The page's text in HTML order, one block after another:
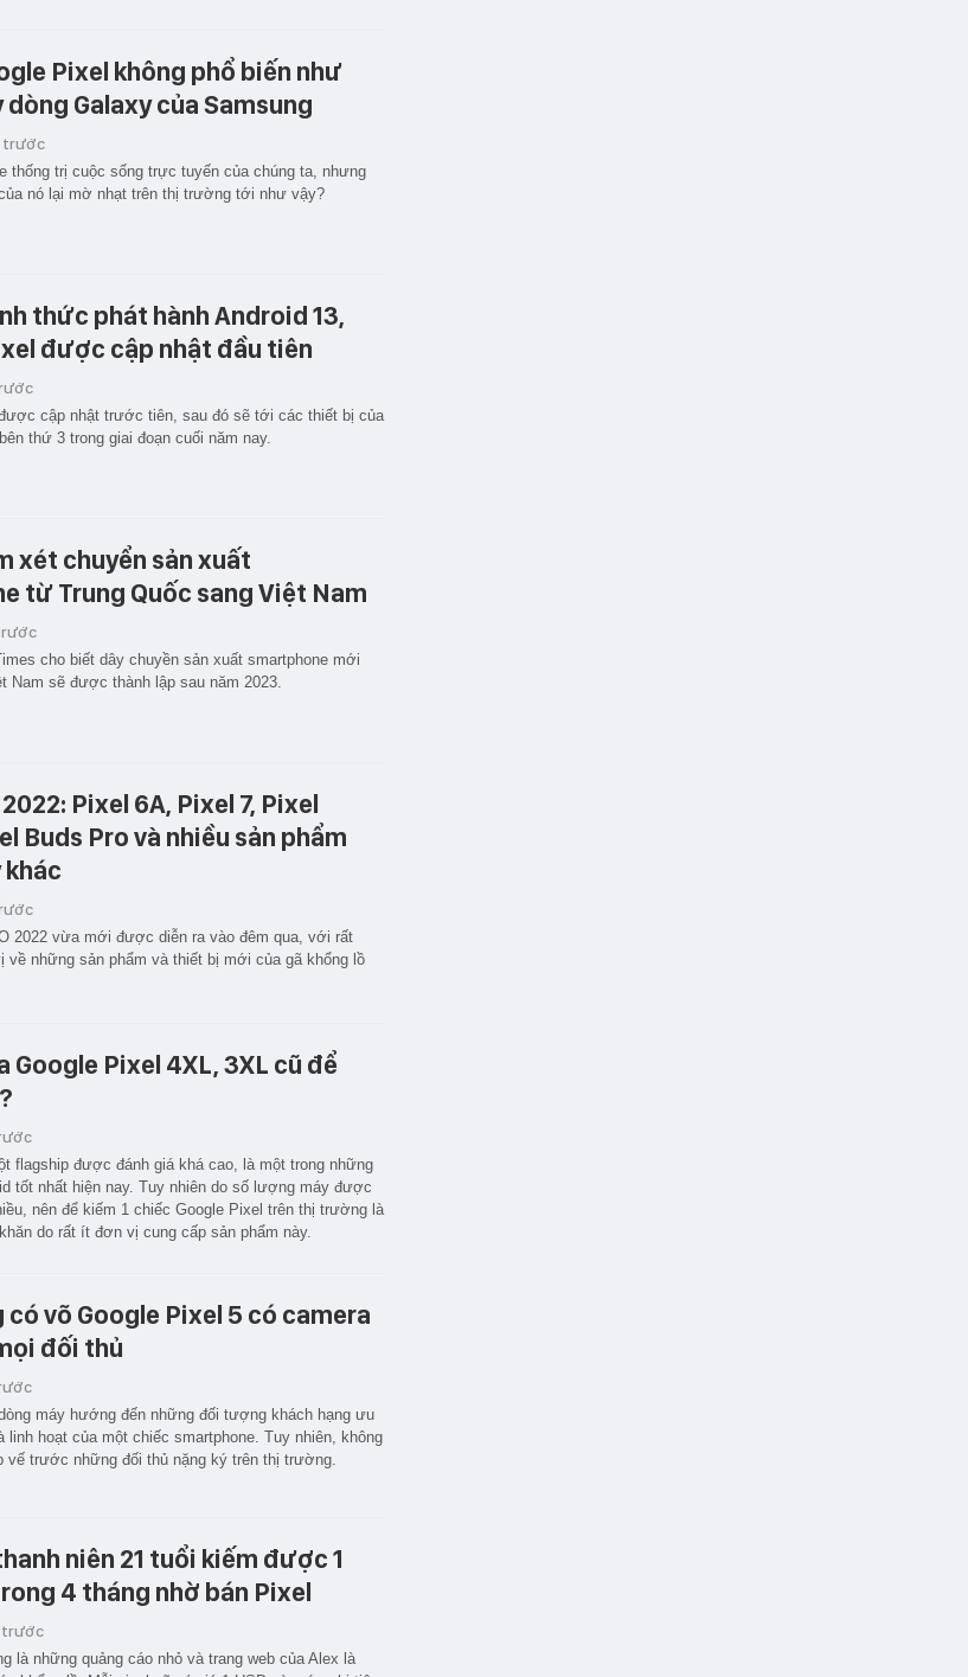
Pixel không phổ biến như
dòng Galaxy của Samsung
trước
thống trị cuộc sống trực tuyến của chúng ta, nhưng
nó lại mờ nhạt trên thị trường tới như vậy?
thức phát hành Android 13,
được cập nhật đầu tiên
cập nhật trước tiên, sau đó sẽ tới các thiết bị của
thứ 3 trong giai đoạn cuối năm nay.
xét chuyển sản xuất
từ Trung Quốc sang Việt Nam
cho biết dây chuyền sản xuất smartphone mới
Nam sẽ được thành lập sau năm 2023.
Pixel 6A, Pixel 7, Pixel
Buds Pro và nhiều sản phẩm
khác
2022 vừa mới được diễn ra vào đêm qua, với rất
về những sản phẩm và thiết bị mới của gã khổng lồ
Google Pixel 4XL, 3XL cũ để
flagship được đánh giá khá cao, là một trong những
tốt nhất hiện nay. Tuy nhiên do số lượng máy được
nên để kiếm 1 chiếc Google Pixel trên thị trường là
do rất ít đơn vị cung cấp sản phẩm này.
có võ Google Pixel 5 có camera
đối thủ
máy hướng đến những đối tượng khách hạng ưu
linh hoạt của một chiếc smartphone. Tuy nhiên, không
vế trước những đối thủ nặng ký trên thị trường.
niên 21 tuổi kiếm được 1
4 tháng nhờ bán Pixel
trước
là những quảng cáo nhỏ và trang web của Alex là